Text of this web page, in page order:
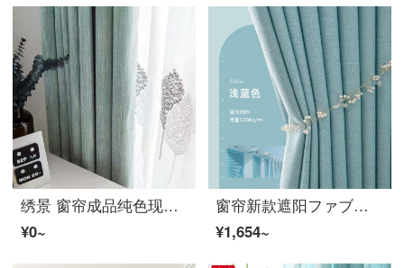
绣景 窗帘成品纯色现代北欧风格客厅卧室遮光窗帘棉リネン风格环保窗帘ファブリック生地 水蓝色 四爪钩款 宽2米*2.5米 1片
¥0~
窗帘新款遮阳ファブリック生地全遮光北欧风简约现代客厅隔热挂钩落地窗卧室轻奢 浅蓝色 宽1x高2.7一片(挂钩式)
¥1,654~